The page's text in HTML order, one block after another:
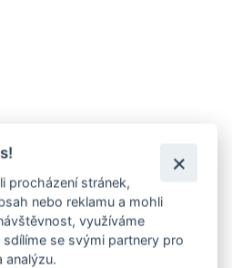
procházení stránek,
nebo reklamu a mohli
využíváme
se svými partnery pro
analýzu.